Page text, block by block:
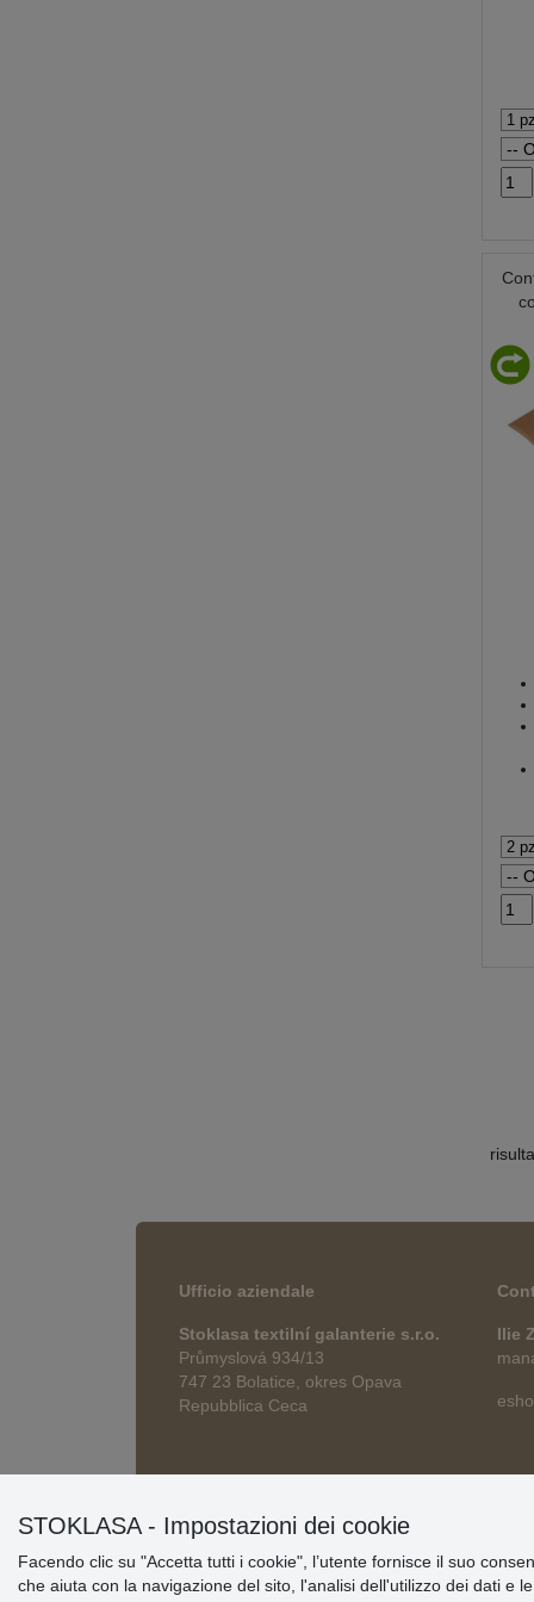
Ufficio aziendale
Stoklasa textilní galanterie s.r.o.
Průmyslová 934/13
747 23 Bolatice, okres Opava
Repubblica Ceca
Ilie
STOKLASA - Impostazioni dei cookie
Facendo clic su "Accetta tutti i cookie", l’utente fornisce il suo
che aiuta con la navigazione del sito, l'analisi dell'utilizzo dei dati e